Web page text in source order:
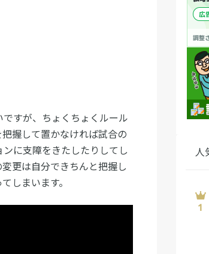
すが、ちょくちょくルール
握して置かなければ試合の
に支障をきたしたりしてし
更は自分できちんと把握し
しまいます。
人